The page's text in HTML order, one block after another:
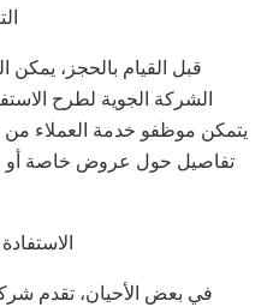
قبل القيام بالحجز،
الشركة الجوية لطرح
يتمكن موظفو خدمة العملاء من
تفاصيل حول عروض خاصة أو
في بعض الأحيان، تقدم